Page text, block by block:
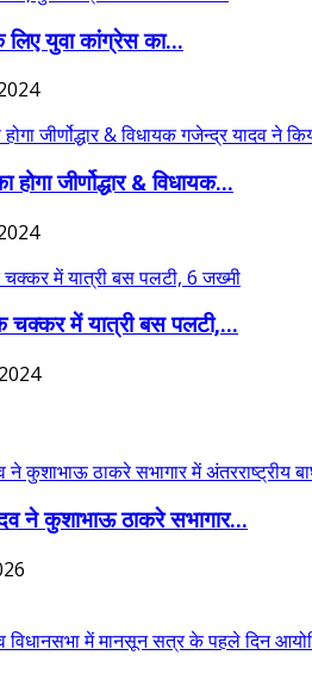
लिए युवा कांग्रेस का...
जीर्णोद्धार & विधायक...
चक्कर में यात्री बस पलटी,...
ने कुशाभाऊ ठाकरे सभागार...